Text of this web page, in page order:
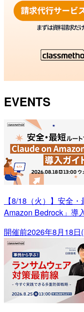
EVENTS
【8/18（火）】安全
Amazon Bedrock」導
開催前2026年8月18日